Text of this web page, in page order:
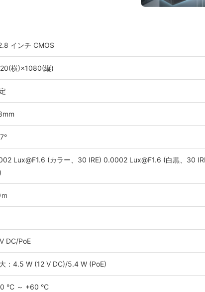
インチ CMOS
横)×1080(縦)
Lux@F1.6 (カラー、30 IRE) 0.0002 Lux@F1.6 (白黒、30
DC/PoE
：4.5 W (12 V DC)/5.4 W (PoE)
°C ～ +60 °C